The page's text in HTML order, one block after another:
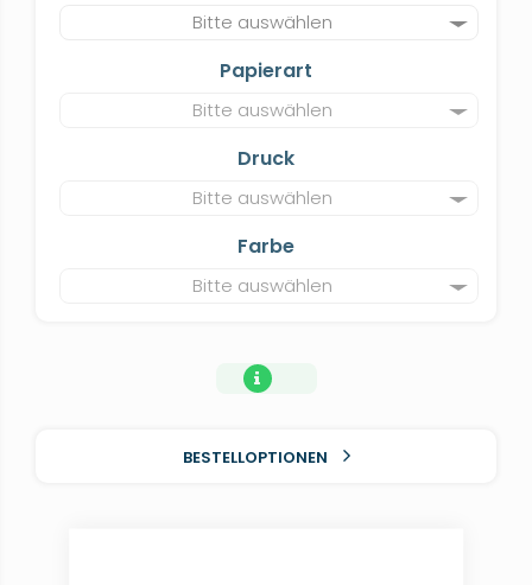
Bitte auswählen
Papierart
Bitte auswählen
Druck
Bitte auswählen
Farbe
Bitte auswählen
BESTELLOPTIONEN